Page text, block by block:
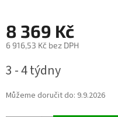
8 369 Kč
6 916,53 Kč bez DPH
cena:
3 - 4 týdny
Můžeme doručit do: 9.9.2026